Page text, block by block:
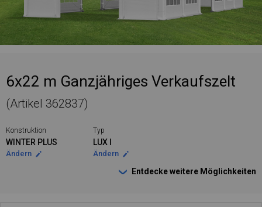
6x22 m Ganzjähriges Verkaufszelt
(Artikel 362837)
Konstruktion
WINTER PLUS
Ändern
Typ
LUX I
Ändern
Entdecke weitere Möglichkeiten